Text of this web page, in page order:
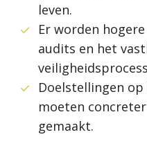
leven.
Er worden
audits en het
Doelstellingen
moeten
gemaakt.